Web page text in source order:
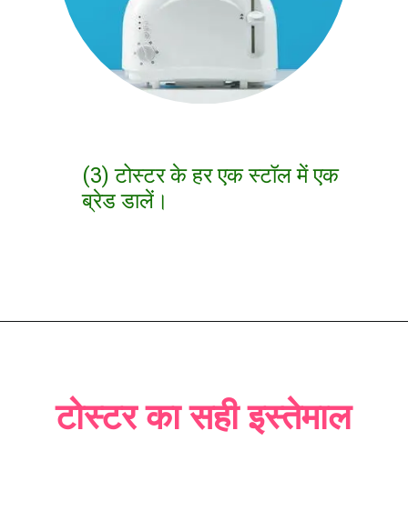
(3) टोस्टर के हर एक स्टॉल में एक
ब्रेड डालें।
टोस्टर का सही इस्तेमाल